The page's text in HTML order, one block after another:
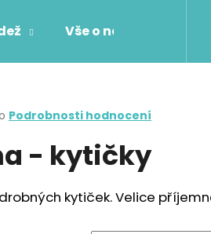
Vše o nákupu
Podrobnosti hodnocení
- kytičky
kytiček. Velice